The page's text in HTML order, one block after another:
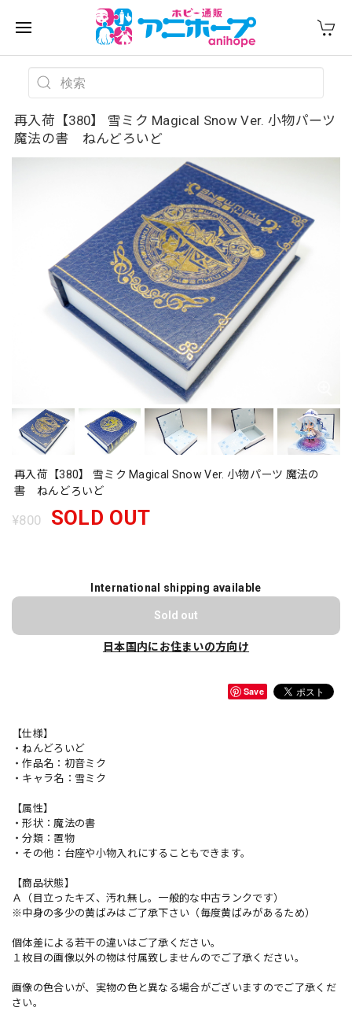
再入荷【380】 雪ミク Magical Snow Ver. 小物パーツ
魔法の書 ねんどろいど
再入荷【380】 雪ミク Magical Snow Ver. 小物パーツ 魔法の
書 ねんどろいど
¥800 SOLD OUT
International shipping available
Sold out
日本国内にお住まいの方向け
Save
【仕様】
・ねんどろいど
・作品名：初音ミク
・キャラ名：雪ミク
【属性】
・形状：魔法の書
・分類：置物
・その他：台座や小物入れにすることもできます。
【商品状態】
Ａ（目立ったキズ、汚れ無し。一般的な中古ランクです）
※中身の多少の黄ばみはご了承下さい（毎度黄ばみがあるため）
個体差による若干の違いはご了承ください。
１枚目の画像以外の物は付属致しませんのでご了承ください。
画像の色合いが、実物の色と異なる場合がございますのでご了承くだ
さい。